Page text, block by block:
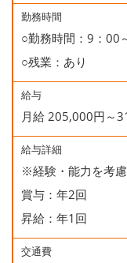
○誕生日休暇
勤務時間
○勤務時間：9：00
○残業：あり
給与
月給 205,000円～
給与詳細
※経験・能力を考慮
賞与：年2回
昇給：年1回
交通費